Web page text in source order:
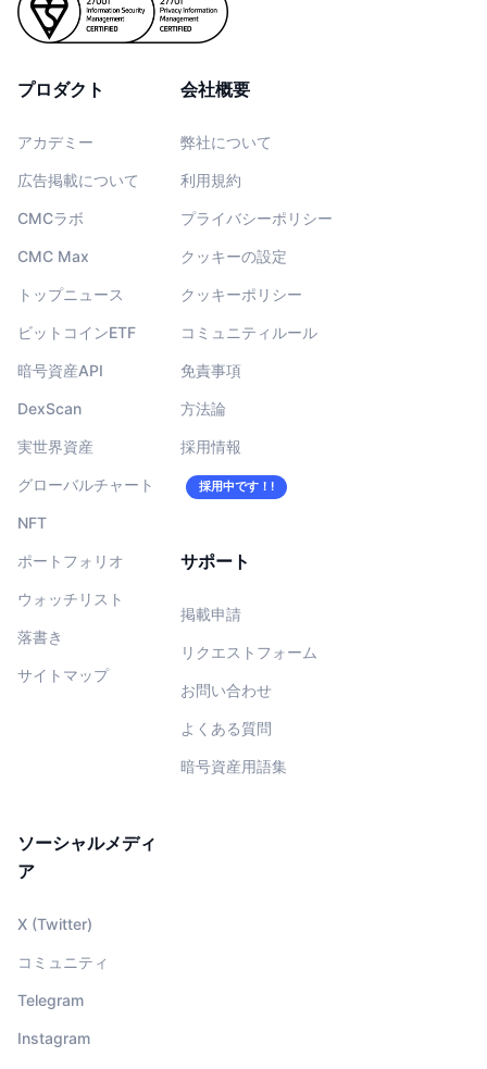
プロダクト
アカデミー
広告掲載について
CMCラボ
CMC Max
トップニュース
ビットコインETF
暗号資産API
DexScan
実世界資産
グローバルチャート
NFT
ポートフォリオ
ウォッチリスト
落書き
サイトマップ
会社概要
弊社について
利用規約
プライバシーポリシー
クッキーの設定
クッキーポリシー
コミュニティルール
免責事項
方法論
採用情報
採用中です！!
サポート
掲載申請
リクエストフォーム
お問い合わせ
よくある質問
暗号資産用語集
ソーシャルメディ
ア
X (Twitter)
コミュニティ
Telegram
Instagram